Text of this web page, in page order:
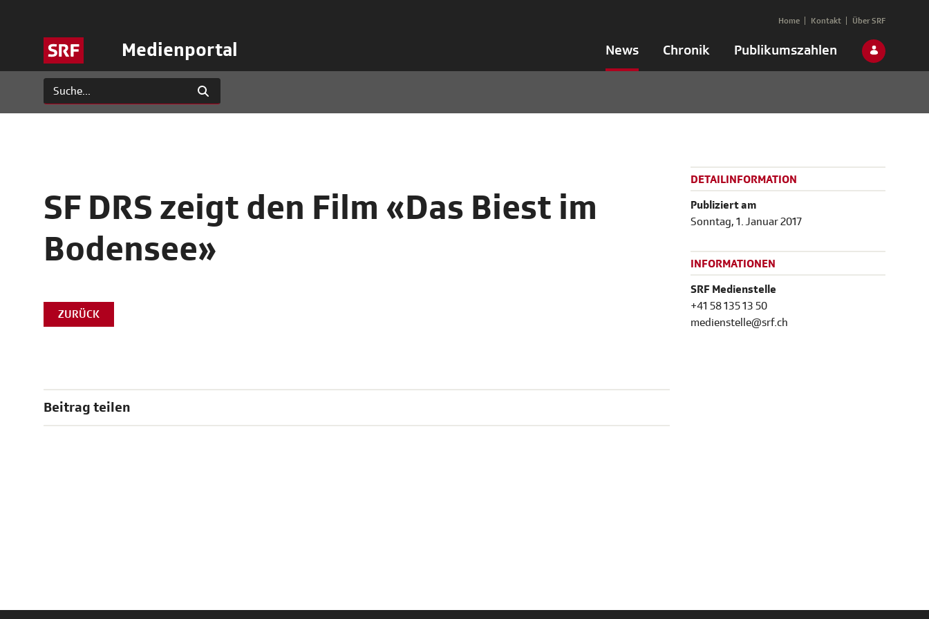
Medienportal News Chronik Publikumszahlen
Home Kontakt Über SRF
SF DRS zeigt den Film «Das Biest im
Bodensee»
ZURÜCK
Beitrag teilen
DETAILINFORMATION
Publiziert am
Sonntag, 1. Januar 2017
INFORMATIONEN
SRF Medienstelle
+41 58 135 13 50
medienstelle@srf.ch